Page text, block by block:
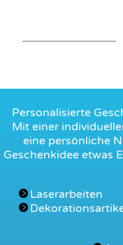
Personalisierte
Mit einer
eine persönliche
Geschenkidee etwas
Laserarbeiten